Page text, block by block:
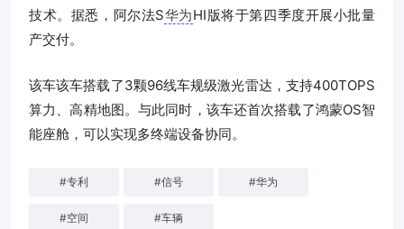
技术。据悉，阿尔法S华为HI版将于第四季度开展小批量
产交付。
该车该车搭载了3颗96线车规级激光雷达，支持400TOPS
算力、高精地图。与此同时，该车还首次搭载了鸿蒙OS智
能座舱，可以实现多终端设备协同。
#专利 #信号 #华为
#空间 #车辆